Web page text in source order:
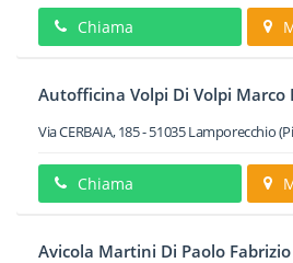
Chiama
Autofficina Volpi Di Volpi Marco
Via CERBAIA, 185-51035Lamporecchio
Chiama
Avicola Martini Di Paolo Fabrizio